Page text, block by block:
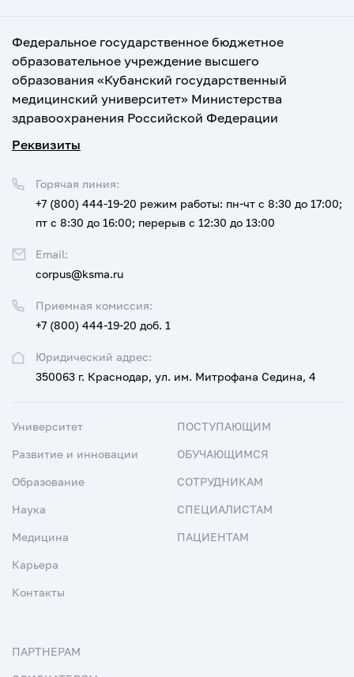
Федеральное государственное бюджетное
образовательное учреждение высшего
образования «Кубанский государственный
медицинский университет» Министерства
здравоохранения Российской Федерации
Реквизиты
Юридический адрес:
350063 г. Краснодар, ул. им. Митрофана Седина, 4
Приемная комиссия:
+7 (800) 444-19-20 доб. 1
Горячая линия:
+7 (800) 444-19-20 режим работы: пн-чт с 8:30 до 17:00;
пт с 8:30 до 16:00; перерыв с 12:30 до 13:00
Email:
corpus@ksma.ru
Университет
Развитие и инновации
Образование
Наука
Медицина
Карьера
Контакты
ПОСТУПАЮЩИМ
ОБУЧАЮЩИМСЯ
СОТРУДНИКАМ
СПЕЦИАЛИСТАМ
ПАЦИЕНТАМ
ПАРТНЕРАМ